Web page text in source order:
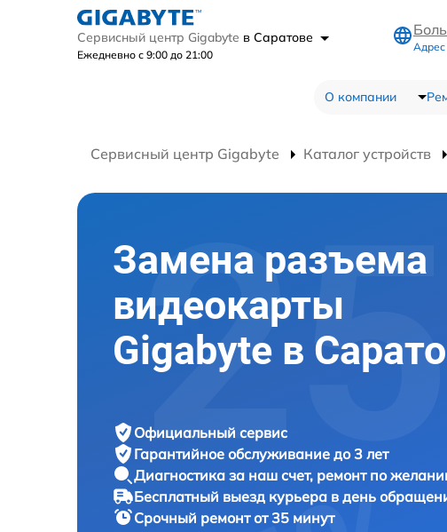
Сервисный центр Gigabyte в Саратове
Ежедневно с 9:00 до 21:00
Адрес
О компании
Сервисный центр Gigabyte Каталог устройств
Замена разъема
видеокарты
Gigabyte в
Официальный сервис
Гарантийное обслуживание до 3 лет
Диагностика за наш счет, ремонт по
Бесплатный выезд курьера в день
Срочный ремонтот 35 минут